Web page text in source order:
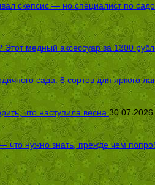
— но специалист по
медный аксессуар за 1300
сада: 8 сортов для яркого
что наступила весна
что нужно знать, прежде чем